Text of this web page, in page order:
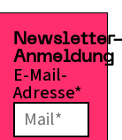
Anmeldung
E-Mail-
Adresse*